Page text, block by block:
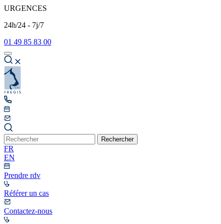
URGENCES
24h/24 - 7j/7
01 49 85 83 00
Rechercher
FR
EN
Prendre rdv
Référer un cas
Contactez-nous